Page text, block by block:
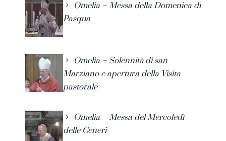
Omelia – Messa della Domenica di
Pasqua
Omelia – Solennità di san
Marziano e apertura della Visita
pastorale
Omelia – Messa del Mercoledì
delle Ceneri